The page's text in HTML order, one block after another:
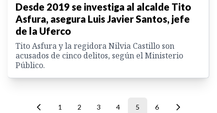
Desde 2019 se investiga al alcalde Tito
Asfura, asegura Luis Javier Santos, jefe
de la Uferco
Tito Asfura y la regidora Nilvia Castillo son
acusados de cinco delitos, según el Ministerio
Público.
1 2 3 4 5 6